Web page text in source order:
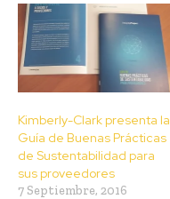
Kimberly-Clark presenta la
Guía de Buenas Prácticas
de Sustentabilidad para
sus proveedores
7 Septiembre, 2016